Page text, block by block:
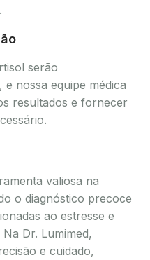
serão
e nossa equipe médica
resultados e fornecer
valiosa na
o diagnóstico precoce
ao estresse e
Dr. Lumimed,
e cuidado,